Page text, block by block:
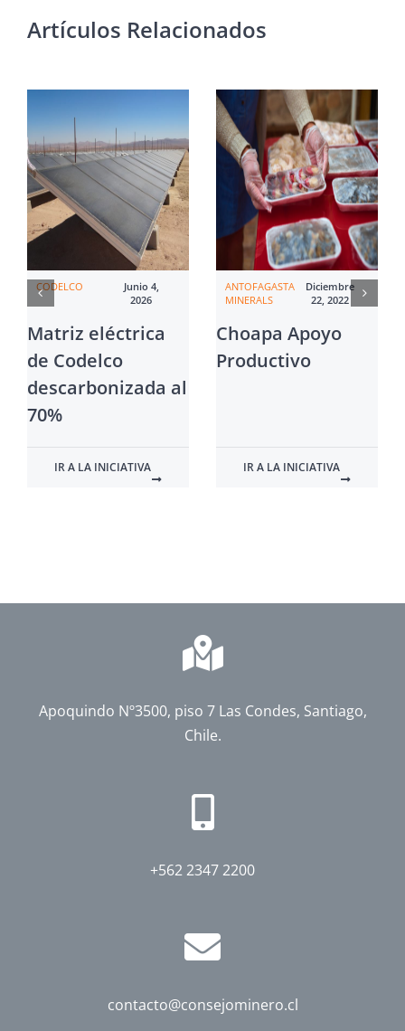
Artículos Relacionados
CODELCO
Junio 4,
2026
Matriz eléctrica
de Codelco
descarbonizada al
70%
IR A LA INICIATIVA
ANTOFAGASTA
MINERALS
Diciembre
22, 2022
Choapa Apoyo
Productivo
IR A LA INICIATIVA
Apoquindo Nº3500, piso 7 Las Condes, Santiago,
Chile.
+562 2347 2200
contacto@consejominero.cl